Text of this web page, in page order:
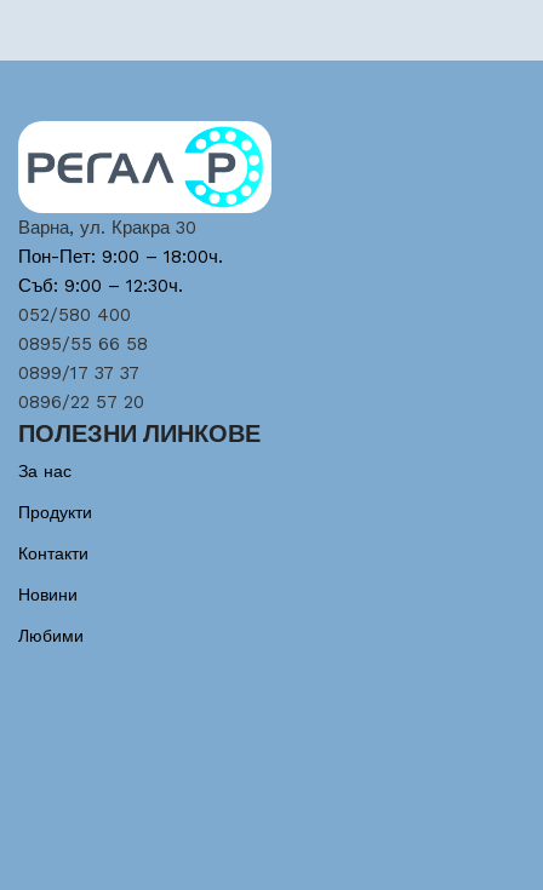
Варна, ул. Кракра 30
Пон-Пет: 9:00 – 18:00ч.
Съб: 9:00 – 12:30ч.
052/580 400
0895/55 66 58
0899/17 37 37
0896/22 57 20
ПОЛЕЗНИ ЛИНКОВЕ
За нас
Продукти
Контакти
Новини
Любими